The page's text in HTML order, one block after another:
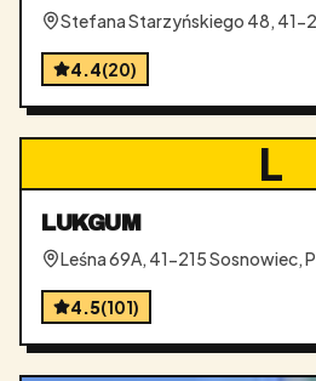
Stefana Starzyńskiego 48, 41-
4.4(20)
L
LUKGUM
Leśna 69A, 41-215 Sosnowiec,
4.5(101)